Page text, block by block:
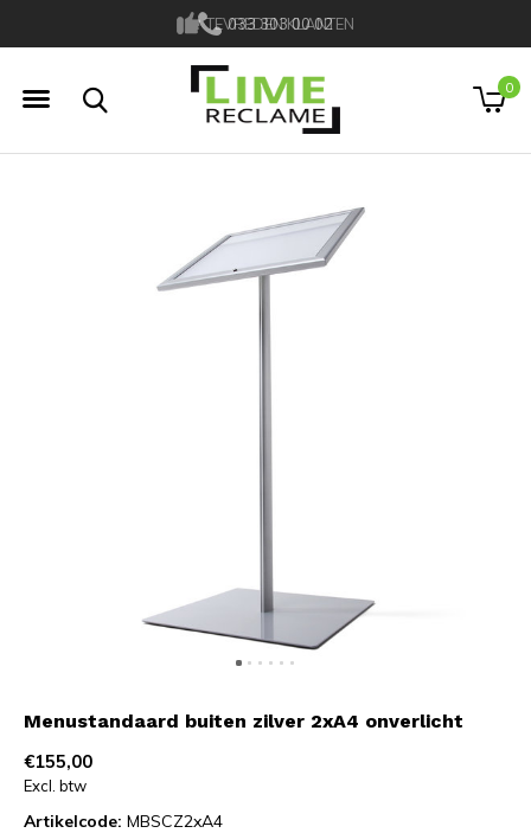
TEVREDEN KLANTEN
033 303 00 02
0
Menustandaard buiten zilver 2xA4 onverlicht
€155,00
Excl. btw
Artikelcode: MBSCZ2xA4